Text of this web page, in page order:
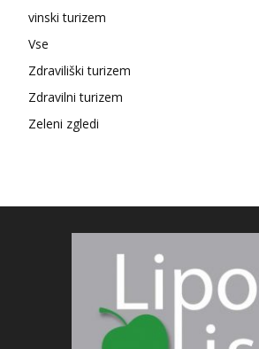
vinski turizem
Vse
Zdraviliški turizem
Zdravilni turizem
Zeleni zgledi